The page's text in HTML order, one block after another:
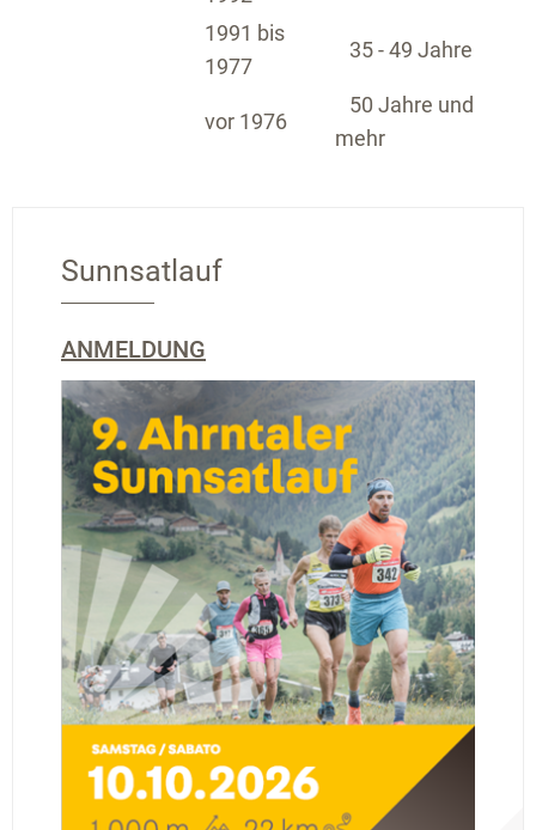
1991 bis
1977
35 - 49 Jahre
vor 1976
50 Jahre und
mehr
Sunnsatlauf
ANMELDUNG